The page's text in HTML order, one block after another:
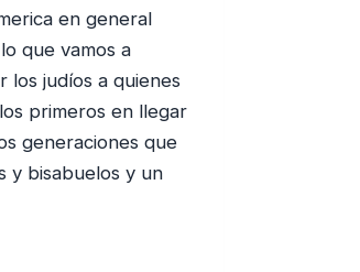
.
en general
que vamos a
los judíos a quienes
primeros en llegar
generaciones que
y bisabuelos y un